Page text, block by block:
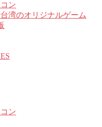
ン
湾のオリジナルゲーム
ン